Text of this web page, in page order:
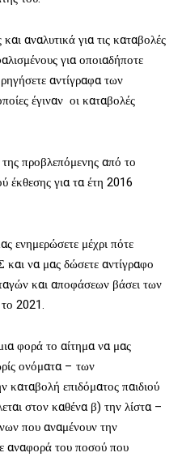
αναλυτικά για τις καταβολές
για οποιαδήποτε
αντίγραφα των
έγιναν οι καταβολές
προβλεπόμενης από το
έκθεσης για τα έτη 2016
μέχρι πότε
και να μας δώσετε αντίγραφο
και αποφάσεων βάσει των
το 2021.
φορά το αίτημα να μας
ονόματα – των
επιδόματος παιδιού
στον καθένα β) την λίστα –
που αναμένουν την
αναφορά του ποσού που